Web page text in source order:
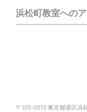
浜松町教室への
〒105-0013 東京都港区浜